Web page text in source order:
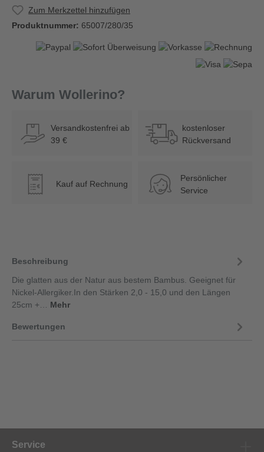
Zum Merkzettel hinzufügen
Produktnummer: 65007/280/35
Warum Wollerino?
Versandkostenfrei ab
39 €
kostenloser
Rückversand
€ Kauf auf Rechnung
Persönlicher
Service
Beschreibung
Die glatten aus der Natur aus bestem Bambus. Geeignet für
Nickel-Allergiker.In den Stärken 2,0 - 15,0 und den Längen
25cm +… Mehr
Bewertungen
Service